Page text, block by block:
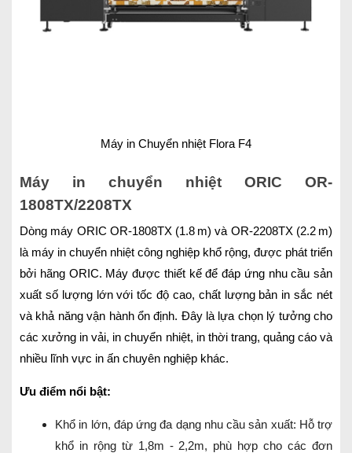
Máy in Chuyển nhiệt Flora F4
Máy in chuyển nhiệt ORIC OR-
1808TX/2208TX
Dòng máy ORIC OR‑1808TX (1.8 m) và OR‑2208TX (2.2 m)
là máy in chuyển nhiệt công nghiệp khổ rộng, được phát triển
bởi hãng ORIC. Máy được thiết kế để đáp ứng nhu cầu sản
xuất số lượng lớn với tốc độ cao, chất lượng bản in sắc nét
và khả năng vận hành ổn định. Đây là lựa chọn lý tưởng cho
các xưởng in vải, in chuyển nhiệt, in thời trang, quảng cáo và
nhiều lĩnh vực in ấn chuyên nghiệp khác.
Ưu điểm nổi bật:
Khổ in lớn, đáp ứng đa dạng nhu cầu sản xuất: Hỗ trợ
khổ in rộng từ 1,8m - 2,2m, phù hợp cho các đơn